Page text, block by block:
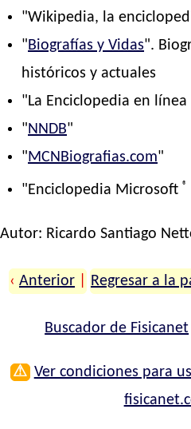
"Wikipedia, la
"Biografías y Vidas".
históricos y actuales
"La Enciclopedia en
"NNDB"
"MCNBiografias.com"
"Enciclopedia Microsoft ®
Autor: Ricardo Santiago
‹ Anterior Regresar a la
Buscador de Fisicanet
⚠ Ver condiciones para